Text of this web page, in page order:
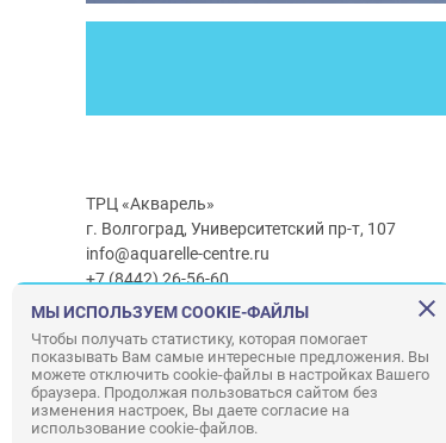
ТРЦ «Акварель»
г. Волгоград, Университетский пр-т, 107
info@aquarelle-centre.ru
+7 (8442) 26-56-60
Часы работы ТРЦ: с 10:00 до 22:00
Часы работы г/м Ашан:с 08:00 до 23:00
Часы работыг/мЛемана ПРО:с 08:00 до 22:00
Правила посещения ТРЦ «Акварель»
МЫ ИСПОЛЬЗУЕМ COOKIE-ФАЙЛЫ
Чтобы получать статистику, которая помогает
показывать Вам самые интересные предложения. Вы
можете отключить cookie-файлы в настройках Вашего
браузера. Продолжая пользоваться сайтом без
изменения настроек, Вы даете согласие на
использование cookie-файлов.